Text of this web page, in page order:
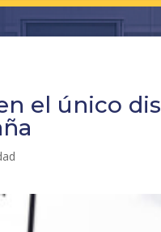
el único